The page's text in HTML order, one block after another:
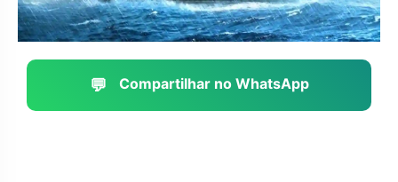
💬 Compartilhar no WhatsApp